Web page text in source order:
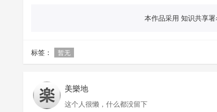
本作品采用 知识共享
标签： 暂无
美樂地
这个人很懒，什么都没留下